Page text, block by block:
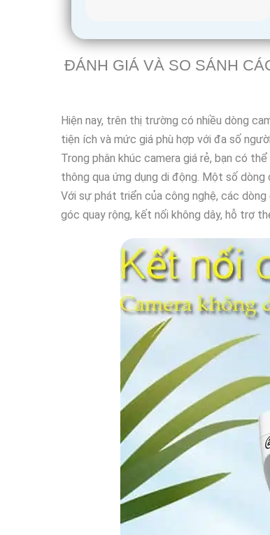
ĐÁNH GIÁ VÀ SO SÁNH
Hiện nay, trên thị trường có nhiều dòng
tiện ích và mức giá phù hợp với đa số
Trong phân khúc camera giá rẻ, bạn có
thông qua ứng dụng di động. Một số dòng
Với sự phát triển của công nghệ, các dòng
góc quay rộng, kết nối không dây, hỗ trợ